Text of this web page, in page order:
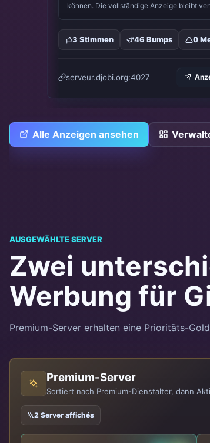
können. Die vollständige Anzeige bleibt
3 Stimmen 46 Bumps 0
serveur.djobi.org:4027
Alle Anzeigen ansehen
AUSGEWÄHLTE SERVER
Zwei
Werbung für
Premium-Server erhalten eine Prioritäts-
Premium-Server
Sortiert nach Premium-Dienstalter, dann
2 Server affichés